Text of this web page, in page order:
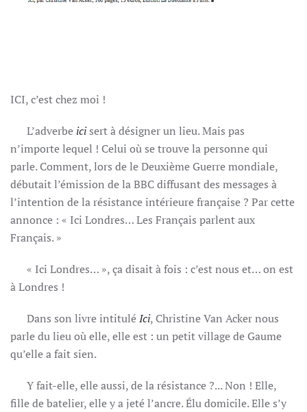
ICI, c’est chez moi !
L’adverbe icisert à désigner un lieu. Mais pas
n’importe lequel ! Celui où se trouve la personne qui
parle. Comment, lors de le Deuxième Guerre mondiale,
débutait l’émission de la BBC diffusant des messages à
l’intention de la résistance intérieure française ? Par cette
annonce : « Ici Londres… Les Français parlent aux
Français. »
« Ici Londres… », ça disait à fois : c’est nous et… on est
à Londres !
Dans son livre intituléIci, Christine Van Acker nous
parle du lieu où elle, elle est : un petit village de Gaume
qu’elle a fait sien.
Y fait-elle, elle aussi, de la résistance ?... Non ! Elle,
fille de batelier, elle y a jeté l’ancre. Élu domicile. Elle s’y